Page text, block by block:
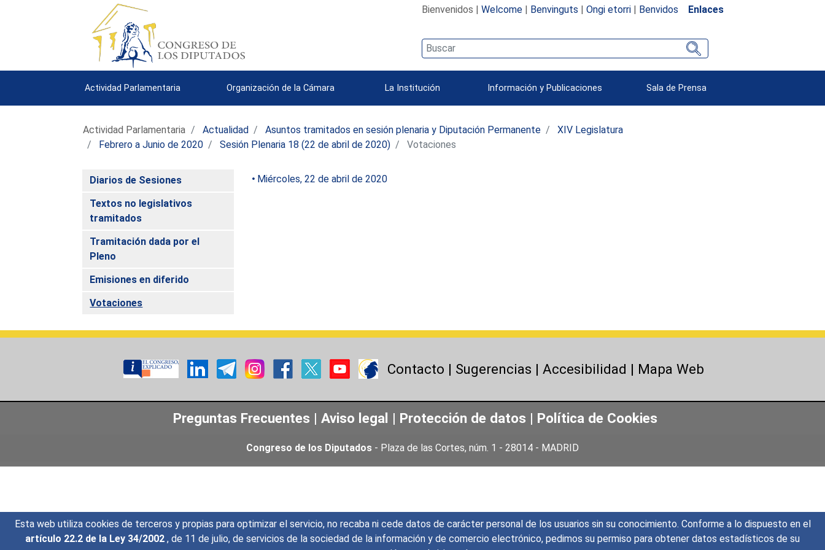
Esta web utiliza cookies de terceros y propias para optimizar el servicio, no recaba ni cede datos de carácter personal de los usuarios sin su conocimiento. Conforme a lo dispuesto en el
artículo 22.2 de la Ley 34/2002 , de 11 de julio, de servicios de la sociedad de la información y de comercio electrónico, pedimos su permiso para obtener datos estadísticos de su
Bienvenidos | Welcome| Benvinguts | Ongi etorri| Benvidos Enlaces
Actividad Parlamentaria Organización de la Cámara La Institución Información y Publicaciones Sala de Prensa
Actividad Parlamentaria Actualidad Asuntos tramitados en sesión plenaria y Diputación Permanente
XIV Legislatura
Febrero a Junio de 2020
Sesión Plenaria 18 (22 de abril de 2020) Votaciones
Diarios de Sesiones
Textos no legislativos
tramitados
Tramitación dada por el
Pleno
Emisiones en diferido
Votaciones
Miércoles, 22 de abril de 2020
Contacto | Sugerencias | Accesibilidad | Mapa Web
Preguntas Frecuentes | Aviso legal | Protección de datos | Política de Cookies
Congreso de los Diputados- Plaza de las Cortes, núm. 1 - 28014 - MADRID